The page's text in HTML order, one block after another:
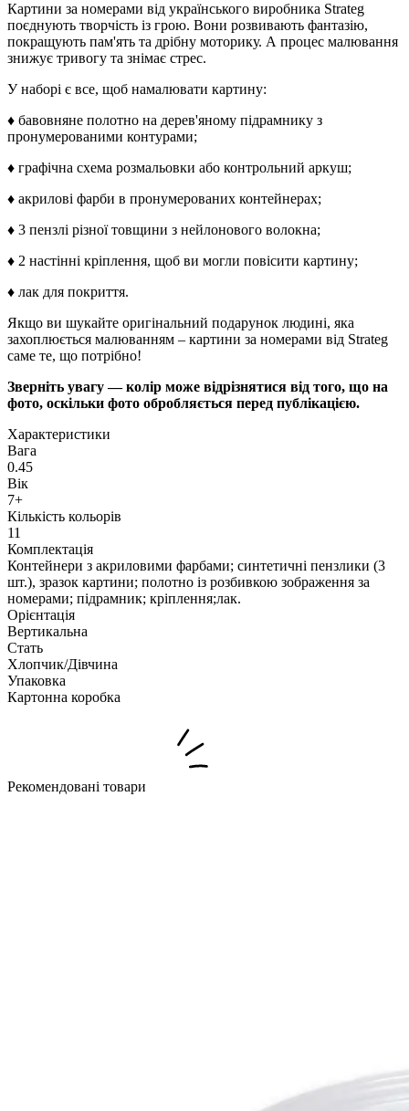
Картини за номерами від українського виробника Strateg
поєднують творчість із грою. Вони розвивають фантазію,
покращують пам'ять та дрібну моторику. А процес малювання
знижує тривогу та знімає стрес.
У наборі є все, щоб намалювати картину:
♦ бавовняне полотно на дерев'яному підрамнику з
пронумерованими контурами;
♦ графічна схема розмальовки або контрольний аркуш;
♦ акрилові фарби в пронумерованих контейнерах;
♦ 3 пензлі різної товщини з нейлонового волокна;
♦ 2 настінні кріплення, щоб ви могли повісити картину;
♦ лак для покриття.
Якщо ви шукайте оригінальний подарунок людині, яка
захоплюється малюванням – картини за номерами від Strateg
саме те, що потрібно!
Зверніть увагу — колір може відрізнятися від того, що на
фото, оскільки фото обробляється перед публікацією.
Характеристики
Вага
0.45
Вік
7+
Кількість кольорів
11
Комплектація
Контейнери з акриловими фарбами; синтетичні пензлики (3
шт.), зразок картини; полотно із розбивкою зображення за
номерами; підрамник; кріплення;лак.
Орієнтація
Вертикальна
Стать
Хлопчик/Дiвчина
Упаковка
Картонна коробка
Рекомендовані товари